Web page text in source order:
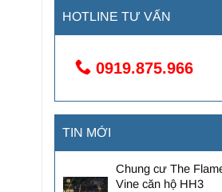
HOTLINE TƯ VẤN
0919.875.966
TIN MỚI
Chung cư The
Vine căn hộ HH3